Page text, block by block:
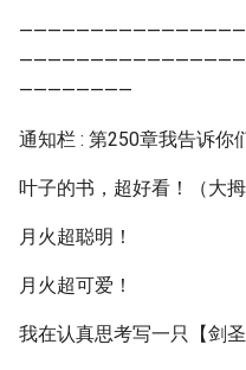
————————
通知栏 : 第250章我告诉你
叶子的书，超好看！（大拇
月火超聪明！
月火超可爱！
我在认真思考写一只【剑圣